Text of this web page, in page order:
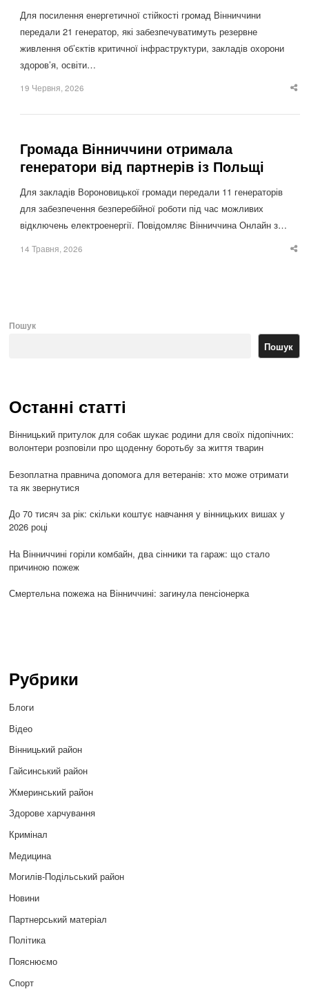
Для посилення енергетичної стійкості громад Вінниччини
передали 21 генератор, які забезпечуватимуть резервне
живлення об’єктів критичної інфраструктури, закладів охорони
здоров’я, освіти…
19 Червня, 2026
Громада Вінниччини отримала
генератори від партнерів із Польщі
Для закладів Вороновицької громади передали 11 генераторів
для забезпечення безперебійної роботи під час можливих
відключень електроенергії. Повідомляє Вінниччина Онлайн з…
14 Травня, 2026
Пошук
Пошук
Останні статті
Вінницький притулок для собак шукає родини для своїх підопічних:
волонтери розповіли про щоденну боротьбу за життя тварин
Безоплатна правнича допомога для ветеранів: хто може отримати
та як звернутися
До 70 тисяч за рік: скільки коштує навчання у вінницьких вишах у
2026 році
На Вінниччині горіли комбайн, два сінники та гараж: що стало
причиною пожеж
Смертельна пожежа на Вінниччині: загинула пенсіонерка
Рубрики
Блоги
Відео
Вінницький район
Гайсинський район
Жмеринський район
Здорове харчування
Кримінал
Медицина
Могилів-Подільський район
Новини
Партнерський матеріал
Політика
Пояснюємо
Спорт